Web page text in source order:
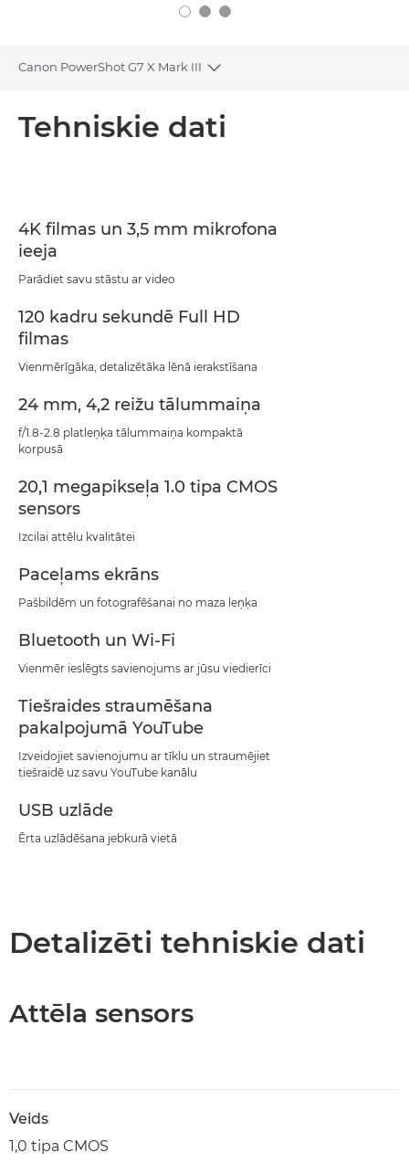
Canon PowerShot G7 X Mark III
Toggle breadcrumbs
Tehniskie dati
4K filmas un 3,5 mm mikrofona
ieeja
Parādiet savu stāstu ar video
120 kadru sekundē Full HD
filmas
Vienmērīgāka, detalizētāka lēnā ierakstīšana
24 mm, 4,2 reižu tālummaiņa
f/1.8-2.8 platleņķa tālummaiņa kompaktā
korpusā
20,1 megapikseļa 1.0 tipa CMOS
sensors
Izcilai attēlu kvalitātei
Paceļams ekrāns
Pašbildēm un fotografēšanai no maza leņķa
Bluetooth un Wi-Fi
Vienmēr ieslēgts savienojums ar jūsu viedierīci
Tiešraides straumēšana
pakalpojumā YouTube
Izveidojiet savienojumu ar tīklu un straumējiet
tiešraidē uz savu YouTube kanālu
USB uzlāde
Ērta uzlādēšana jebkurā vietā
Detalizēti tehniskie dati
Attēla sensors
Veids
1,0 tipa CMOS